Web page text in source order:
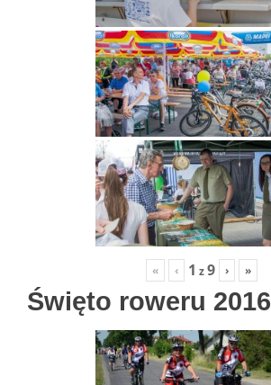
« ‹ 1 z9 › »
Święto roweru 2016